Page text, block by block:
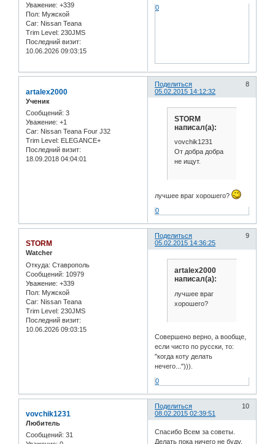
Уважение: +339
Пол: Мужской
Car: Nissan Teana
Trim Level: 230JMS
Последний визит:
10.06.2026 09:03:15
0
Поделиться
8
05.02.2015 14:12:32
artalex2000
Ученик
Сообщений: 3
Уважение: +1
Car: Nissan Teana Four J32
Trim Level: ELEGANCE+
Последний визит:
18.09.2018 04:04:01
STORM
написал(а):
vovchik1231
От добра добра
не ищут.
лучшее враг хорошего?
0
Поделиться
9
05.02.2015 14:36:25
STORM
Watcher
Откуда: Ставрополь
Сообщений: 10979
Уважение: +339
Пол: Мужской
Car: Nissan Teana
Trim Level: 230JMS
Последний визит:
10.06.2026 09:03:15
artalex2000
написал(а):
лучшее враг
хорошего?
Совершено верно, а вообще,
если чисто по русски, то:
"когда коту делать
нечего..."))).
0
Поделиться
10
08.02.2015 02:39:51
vovchik1231
Любитель
Сообщений: 31
Спасибо Всем за советы.
Делать пока ничего не буду.